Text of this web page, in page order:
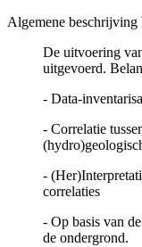
Algemene beschrijving
De uitvoering
uitgevoerd.
- Data-
- Correlatie
-
correlaties
- Op basis van
de ondergrond.